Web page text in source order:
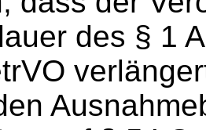
des § 1